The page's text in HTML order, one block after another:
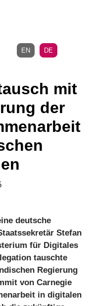
EN DE
mit
der
deutsche
Stefan
für Digitales
tauschte
Regierung
von Carnegie
in digitalen